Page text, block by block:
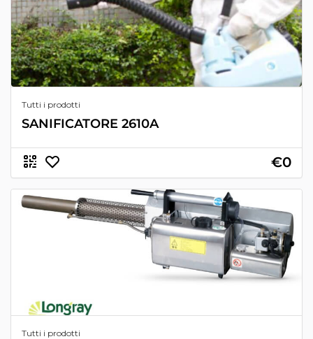
Tutti i prodotti
SANIFICATORE 2610A
€0
Tutti i prodotti